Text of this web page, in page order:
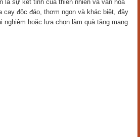
là sự kết tinh của thiên nhiên và văn hóa
cay độc đáo, thơm ngon và khác biệt, đây
nghiệm hoặc lựa chọn làm quà tặng mang